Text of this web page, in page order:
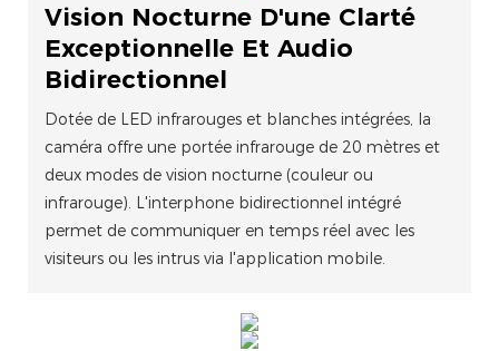
Vision Nocturne D'une Clarté
Exceptionnelle Et Audio
Bidirectionnel
Dotée de LED infrarouges et blanches intégrées, la
caméra offre une portée infrarouge de 20 mètres et
deux modes de vision nocturne (couleur ou
infrarouge). L'interphone bidirectionnel intégré
permet de communiquer en temps réel avec les
visiteurs ou les intrus via l'application mobile.